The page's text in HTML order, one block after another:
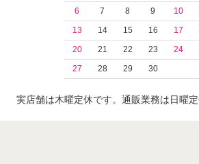
6
7 8 9 10
13
14 15 16 17
20
21 22 23 24
27
28 29 30
実店舗は木曜定休です。通販業務は日曜定